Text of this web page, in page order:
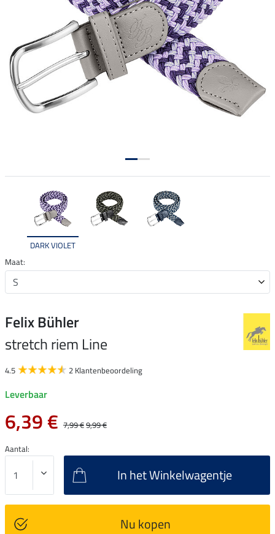
DARK VIOLET
Maat:
Felix Bühler
stretch riem Line
4.5 2 Klantenbeoordeling
Leverbaar
6,39 € 7,99 €9,99 €
Aantal:
In het Winkelwagentje
Nu kopen